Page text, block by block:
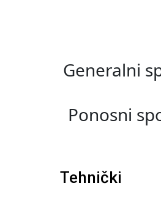
Generalni
Ponosni
Tehnički